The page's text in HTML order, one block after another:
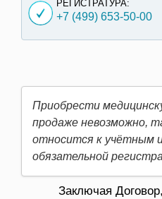
РЕГИСТРАТУРА:
+7 (499) 653-50-00
Приобрести
продаже невозможно,
относится к учётным
обязательной
Заключая